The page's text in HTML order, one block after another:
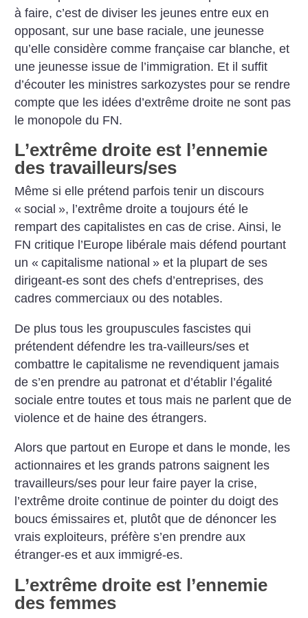
à faire, c’est de diviser les jeunes entre eux en
opposant, sur une base raciale, une jeunesse
qu’elle considère comme française car blanche, et
une jeunesse issue de l’immigration. Et il suffit
d’écouter les ministres sarkozystes pour se rendre
compte que les idées d’extrême droite ne sont pas
le monopole du FN.
L’extrême droite est l’ennemie
des travailleurs/ses
Même si elle prétend parfois tenir un discours
« social », l’extrême droite a toujours été le
rempart des capitalistes en cas de crise. Ainsi, le
FN critique l’Europe libérale mais défend pourtant
un « capitalisme national » et la plupart de ses
dirigeant-es sont des chefs d’entreprises, des
cadres commerciaux ou des notables.
De plus tous les groupuscules fascistes qui
prétendent défendre les tra-vailleurs/ses et
combattre le capitalisme ne revendiquent jamais
de s’en prendre au patronat et d’établir l’égalité
sociale entre toutes et tous mais ne parlent que de
violence et de haine des étrangers.
Alors que partout en Europe et dans le monde, les
actionnaires et les grands patrons saignent les
travailleurs/ses pour leur faire payer la crise,
l’extrême droite continue de pointer du doigt des
boucs émissaires et, plutôt que de dénoncer les
vrais exploiteurs, préfère s’en prendre aux
étranger-es et aux immigré-es.
L’extrême droite est l’ennemie
des femmes